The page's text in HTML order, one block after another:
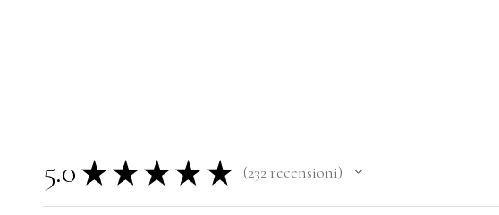
5.0 ★ ★ ★ ★ ★ 232recensioni
232